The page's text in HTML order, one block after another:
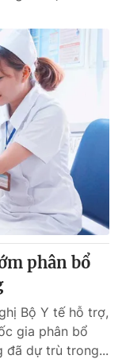
phân bổ
Bộ Y tế hỗ trợ,
gia phân bổ
đã dự trù trong...